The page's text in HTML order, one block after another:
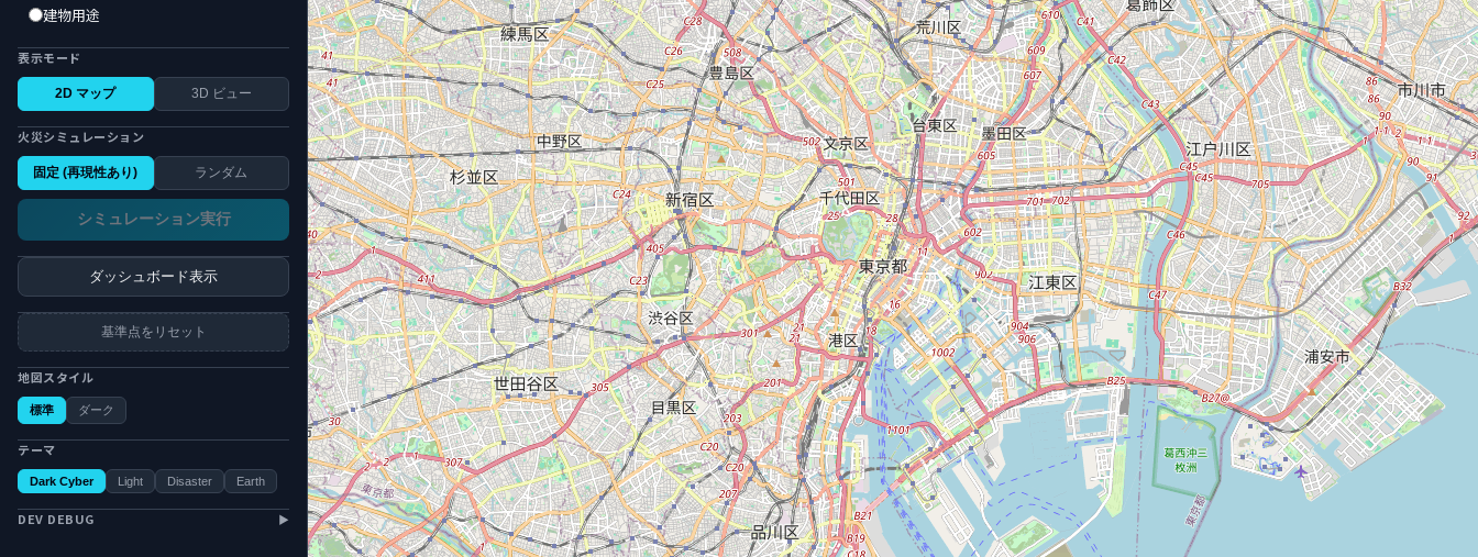
建物用途
表示モード
2D マップ 3D ビュー
火災シミュレーション
固定 (再現性あり) ランダム
シミュレーション実行
ダッシュボード表示
基準点をリセット
地図スタイル
標準 ダーク
テーマ
Dark Cyber Light Disaster Earth
DEV DEBUG ▶